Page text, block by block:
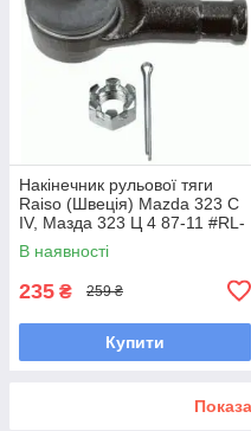
Накінечник рульової тяги
Raiso (Швеція) Mazda 323 C
IV, Мазда 323 Ц 4 87-11 #RL-
232280M UAOUHQF7
В наявності
235 ₴ 259 ₴
Купити